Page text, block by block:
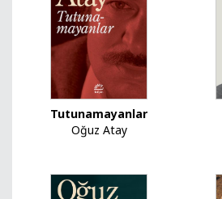
Tutunamayanlar
Oğuz Atay